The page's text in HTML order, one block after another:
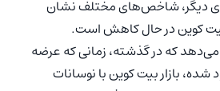
دیگر، شاخص‌های مختلف نشان
کوین در حال کاهش است.
که در گذشته، زمانی که عرضه
بازار بیت کوین با نوسانات